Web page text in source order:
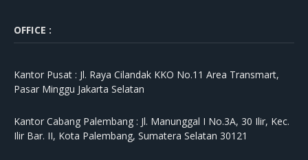
OFFICE :
Kantor Pusat : Jl. Raya Cilandak KKO No.11 Area Transmart,
Pasar Minggu Jakarta Selatan
Kantor Cabang Palembang : Jl. Manunggal I No.3A, 30 Ilir, Kec.
Ilir Bar. II, Kota Palembang, Sumatera Selatan 30121